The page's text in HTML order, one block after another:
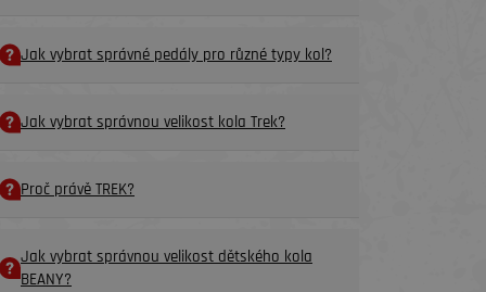
Jak vybrat správné pedály pro různé typy kol?
Jak vybrat správnou velikost kola Trek?
Proč právě TREK?
Jak vybrat správnou velikost dětského kola
BEANY?